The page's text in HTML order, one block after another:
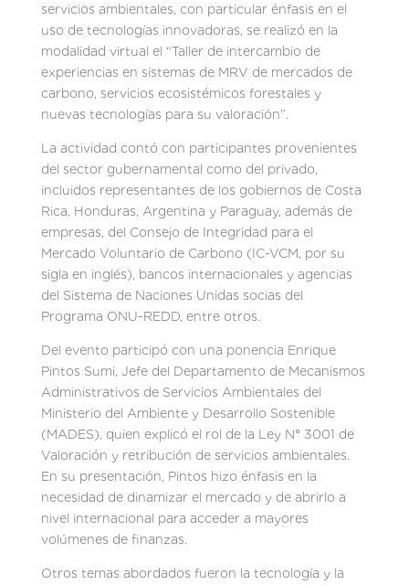
servicios ambientales, con particular énfasis en el
uso de tecnologías innovadoras, se realizó en la
modalidad virtual el “Taller de intercambio de
experiencias en sistemas de MRV de mercados de
carbono, servicios ecosistémicos forestales y
nuevas tecnologías para su valoración”.
La actividad contó con participantes provenientes
del sector gubernamental como del privado,
incluidos representantes de los gobiernos de Costa
Rica, Honduras, Argentina y Paraguay, además de
empresas, del Consejo de Integridad para el
Mercado Voluntario de Carbono (IC-VCM, por su
sigla en inglés), bancos internacionales y agencias
del Sistema de Naciones Unidas socias del
Programa ONU-REDD, entre otros.
Del evento participó con una ponencia Enrique
Pintos Sumi, Jefe del Departamento de Mecanismos
Administrativos de Servicios Ambientales del
Ministerio del Ambiente y Desarrollo Sostenible
(MADES), quien explicó el rol de la Ley N° 3001 de
Valoración y retribución de servicios ambientales.
En su presentación, Pintos hizo énfasis en la
necesidad de dinamizar el mercado y de abrirlo a
nivel internacional para acceder a mayores
volúmenes de finanzas.
Otros temas abordados fueron la tecnología y la